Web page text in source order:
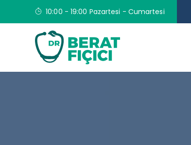
10:00 - 19:00 Pazartesi - Cumartesi